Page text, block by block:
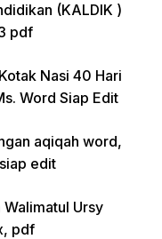
(KALDIK )
pdf
Nasi 40 Hari
Word Siap Edit
aqiqah word,
edit
Ursy
pdf